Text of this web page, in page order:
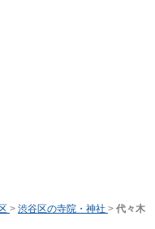
> 渋谷区の寺院・神社 > 代々木